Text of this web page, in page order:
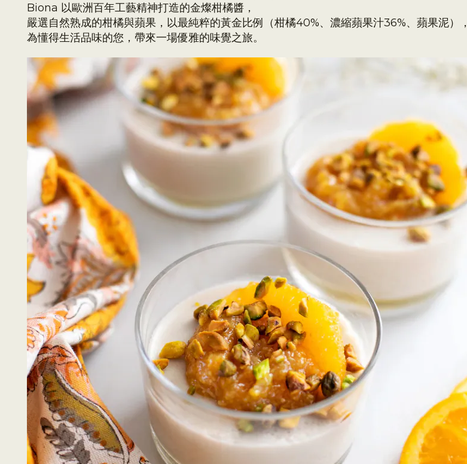
Biona 以歐洲百年工藝精神打造的金燦柑橘醬，
嚴選自然熟成的柑橘與蘋果，以最純粹的黃金比例（柑橘40%、濃縮蘋果汁36%、蘋果泥），
為懂得生活品味的您，帶來一場優雅的味覺之旅。